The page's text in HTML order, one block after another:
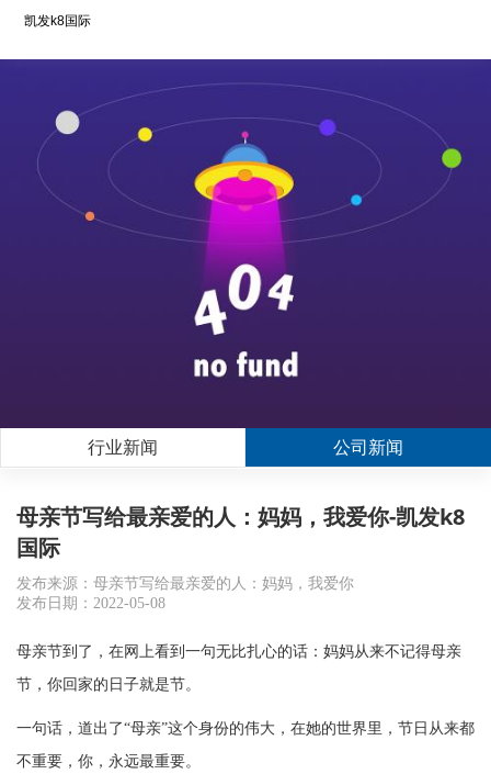
凯发k8国际
行业新闻 公司新闻
母亲节写给最亲爱的人：妈妈，我爱你-凯发k8
国际
发布来源：母亲节写给最亲爱的人：妈妈，我爱你
发布日期：2022-05-08
母亲节到了，在网上看到一句无比扎心的话：妈妈从来不记得母亲
节，你回家的日子就是节。
一句话，道出了“母亲”这个身份的伟大，在她的世界里，节日从来都
不重要，你，永远最重要。